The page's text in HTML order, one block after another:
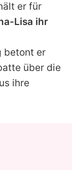
er für
Lisa ihr
betont er
über die
ihre